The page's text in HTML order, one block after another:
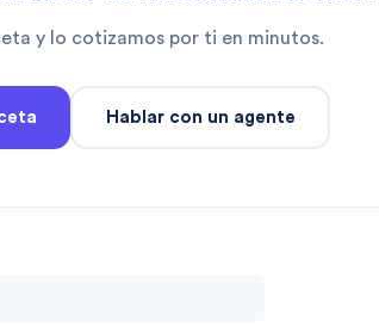
y lo cotizamos por ti en minutos.
Hablar con un agente